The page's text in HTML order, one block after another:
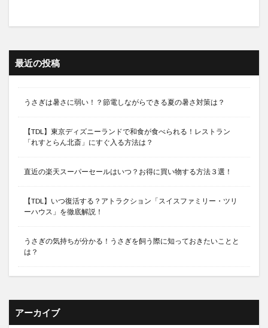
最近の投稿
うさぎは暑さに弱い！？節電しながらできる夏の暑さ対策は？
【TDL】東京ディズニーランドで和食が食べられる！レストラン
「れすとらん北斎」にすぐ入る方法は？
直近の楽天スーパーセールはいつ？お得に買い物する方法３選！
【TDL】いつ復活する？アトラクション「スイスファミリー・ツリ
ーハウス」を徹底解説！
うさぎの気持ちが分かる！うさぎを飼う際に知っておきたいことと
は？
アーカイブ